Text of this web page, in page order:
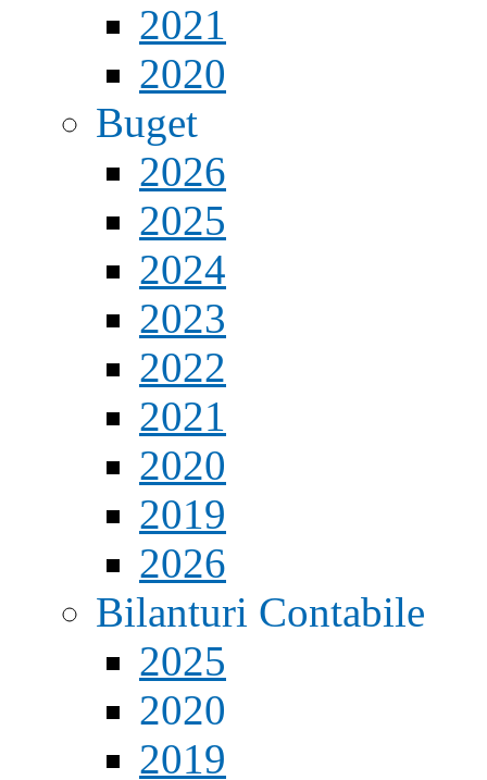
2021
2020
Buget
2026
2025
2024
2023
2022
2021
2020
2019
2026
Bilanturi Contabile
2025
2020
2019